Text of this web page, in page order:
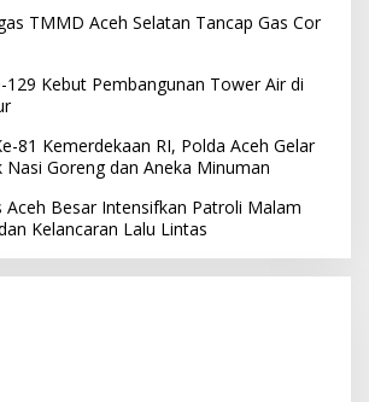
TMMD Aceh Selatan Tancap Gas Cor
Kebut Pembangunan Tower Air di
81 Kemerdekaan RI, Polda Aceh Gelar
Goreng dan Aneka Minuman
Aceh Besar Intensifkan Patroli Malam
Kelancaran Lalu Lintas